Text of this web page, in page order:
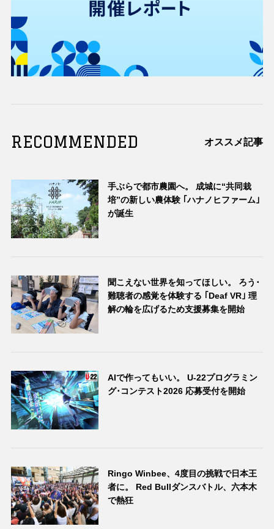
RECOMMENDED オススメ記事
手ぶらで都市農園へ。 成城に“共同栽
培”の新しい農体験 ｢ハナノヒファーム｣
が誕生
聞こえない世界を知ってほしい。 ろう･
難聴者の感覚を体験する ｢Deaf VR｣ 理
解の輪を広げるため支援募集を開始
AIで作ってもいい。 U-22プログラミン
グ･コンテスト2026 応募受付を開始
Ringo Winbee、4度目の挑戦で日本王
者に。 Red Bullダンスバトル、六本木
で熱狂